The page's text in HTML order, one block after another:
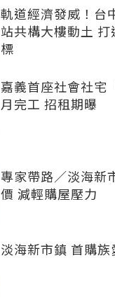
軌道經濟發威！台
站共構大樓動土
標
嘉義首座社會社宅
月完工 招租期曝
專家帶路／淡海新
價 減輕購屋壓力
淡海新市鎮 首購族